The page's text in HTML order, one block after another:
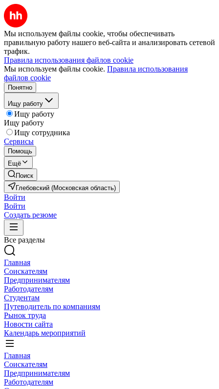
Мы используем файлы cookie, чтобы обеспечивать
правильную работу нашего веб-сайта и анализировать сетевой
трафик.
Правила использования файлов cookie
Мы используем файлы cookie. Правила использования
файлов cookie
Понятно
Ищу работу
Ищу работу
Ищу работу
Ищу сотрудника
Сервисы
Помощь
Ещё
Поиск
Глебовский (Московская область)
Войти
Войти
Создать резюме
Все разделы
Главная
Соискателям
Предпринимателям
Работодателям
Студентам
Путеводитель по компаниям
Рынок труда
Новости сайта
Календарь мероприятий
Главная
Соискателям
Предпринимателям
Работодателям